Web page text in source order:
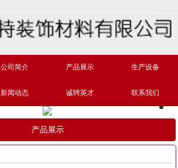
公司简介 产品展示 生产设备
新闻动态 诚聘英才 联系我们
产品展示